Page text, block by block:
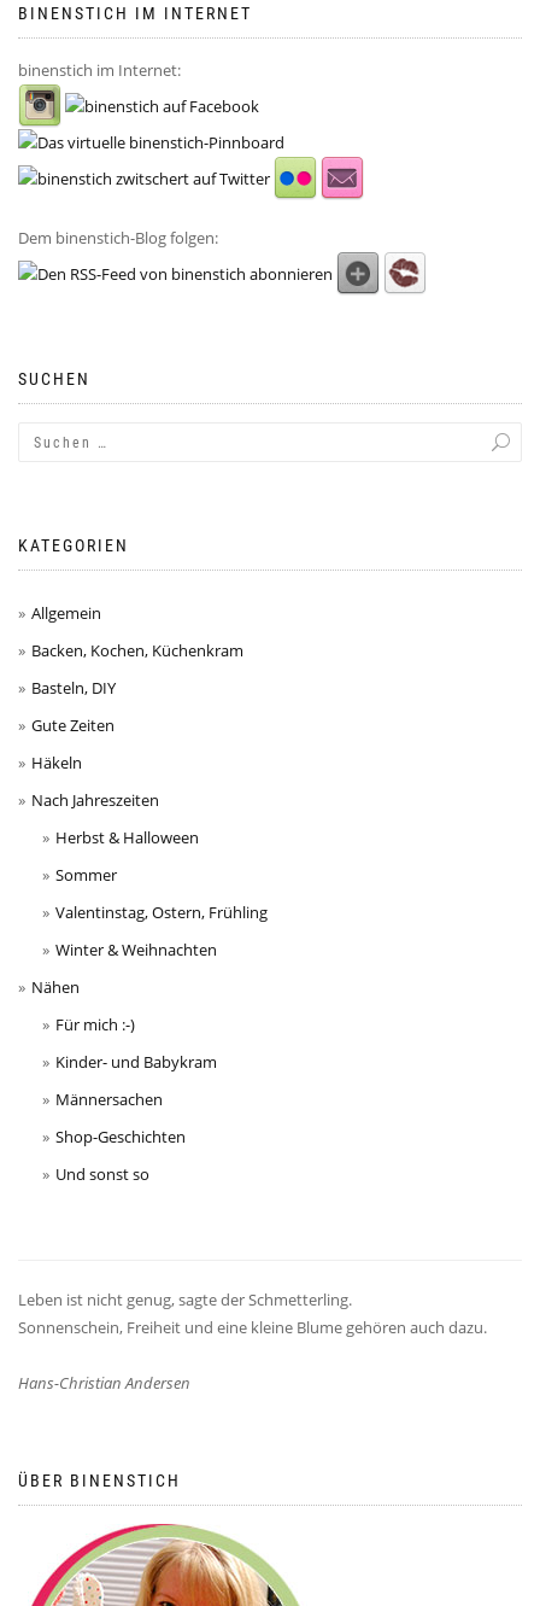
BINENSTICH IM INTERNET
binenstich im Internet:
Dem binenstich-Blog folgen:
SUCHEN
KATEGORIEN
Allgemein
Backen, Kochen, Küchenkram
Basteln, DIY
Gute Zeiten
Häkeln
Nach Jahreszeiten
Herbst & Halloween
Sommer
Valentinstag, Ostern, Frühling
Winter & Weihnachten
Nähen
Für mich :-)
Kinder- und Babykram
Männersachen
Shop-Geschichten
Und sonst so
Leben ist nicht genug, sagte der Schmetterling.
Sonnenschein, Freiheit und eine kleine Blume gehören auch dazu.
Hans-Christian Andersen
ÜBER BINENSTICH